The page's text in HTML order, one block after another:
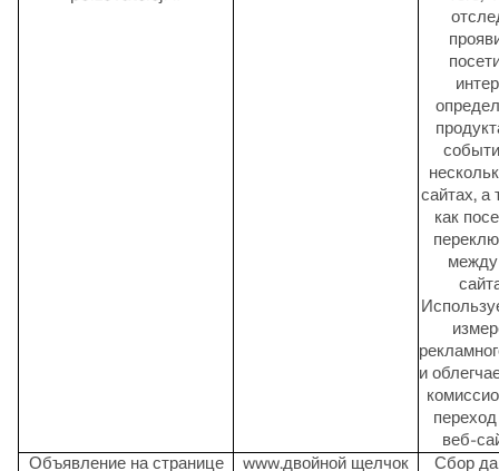
сайтах, а
как
и
веб-
Объявление на странице
www.двойной щелчок
Сбор